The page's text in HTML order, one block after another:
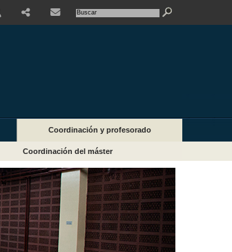
Coordinación y profesorado
Coordinación del máster